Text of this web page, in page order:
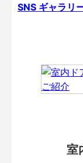
SNS ギャラリ
室